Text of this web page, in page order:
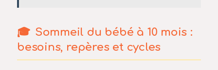
Sommeil du bébé à 10 mois :
besoins, repères et cycles